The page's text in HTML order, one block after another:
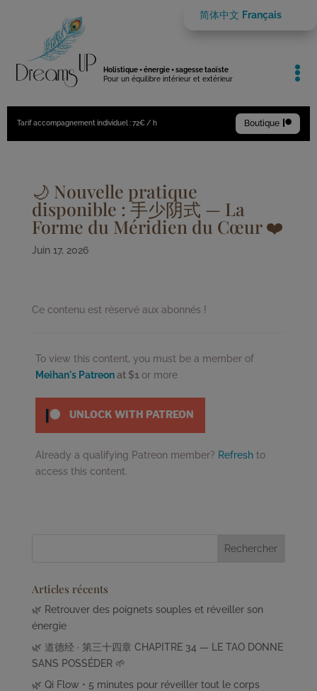
Holistique + énergie + sagesse taoïste
Pour un équilibre intérieur et extérieur

Tarif accompagnement individuel : 72€ / h Boutique 
简体中文 Français
🌙 Nouvelle pratique
disponible : 手少阴式 — La
Forme du Méridien du Cœur ❤️
Juin 17, 2026
Ce contenu est réservé aux abonnés !
To view this content, you must be a member of
Meihan's Patreonat $1 or more
UNLOCK WITH PATREON
Already a qualifying Patreon member? Refreshto
access this content.
Articles récents
🌿 Retrouver des poignets souples et réveiller son
énergie
🌿 道德经 · 第三十四章 CHAPITRE 34 — LE TAO DONNE
SANS POSSÉDER 🌱
🌿 Qi Flow • 5 minutes pour réveiller tout le corps